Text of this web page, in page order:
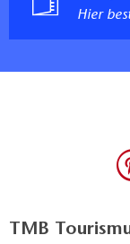
Hier
TMB